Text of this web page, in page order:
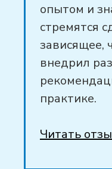
опытом и
стремятся
зависящее,
внедрил
практике.
Читать